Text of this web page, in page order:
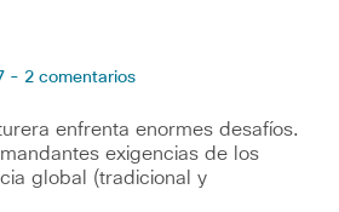
- 2 comentarios
enfrenta enormes desafíos.
exigencias de los
global (tradicional y